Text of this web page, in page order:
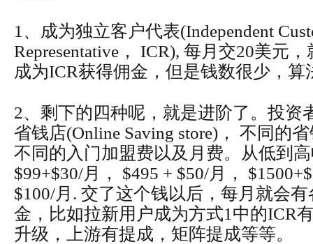
1、成为独立客户代表(Independent
Representative， ICR), 每月交20美元
成为ICR获得佣金，但是钱数很少，算
2、剩下的四种呢，就是进阶了。投资
省钱店(Online Saving store)， 不同的
不同的入门加盟费以及月费。从低到
$99+$30/月， $495 + $50/月，
$100/月. 交了这个钱以后，每月就会
金，比如拉新用户成为方式1中的ICR
升级，上游有提成，矩阵提成等等。